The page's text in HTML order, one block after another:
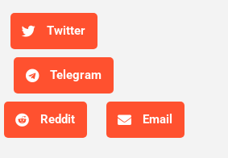
Twitter
Telegram
Reddit Email